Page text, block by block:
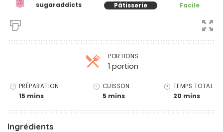
sugaraddicts
Pâtisserie
Facile
PORTIONS
1 portion
PRÉPARATION
15 mins
CUISSON
5 mins
TEMPS TOTAL
20 mins
Ingrédients